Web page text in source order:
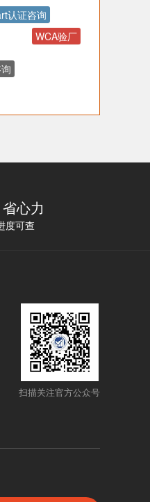
WCA验厂
心力
度可查
扫描关注官方公众号